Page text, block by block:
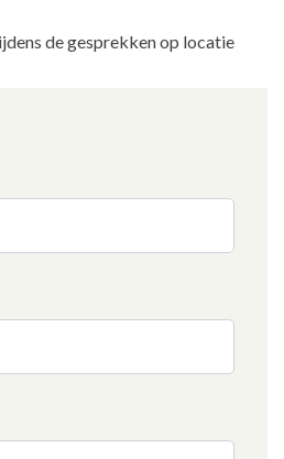
de gesprekken op locatie